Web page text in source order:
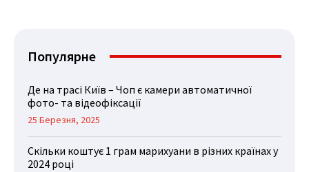
Популярне
Де на трасі Київ – Чоп є камери автоматичної
фото- та відеофіксації
25 Березня, 2025
Скільки коштує 1 грам марихуани в різних країнах у
2024 році